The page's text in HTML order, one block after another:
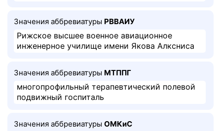
Значения аббревиатуры РВВАИУ
Рижское высшее военное авиационное
инженерное училище имени Якова Алксниса
Значения аббревиатуры МТППГ
многопрофильный терапевтический полевой
подвижный госпиталь
Значения аббревиатуры ОМКиС